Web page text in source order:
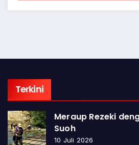
Terkini
Meraup Rezeki
Suoh
10 Juli 2026